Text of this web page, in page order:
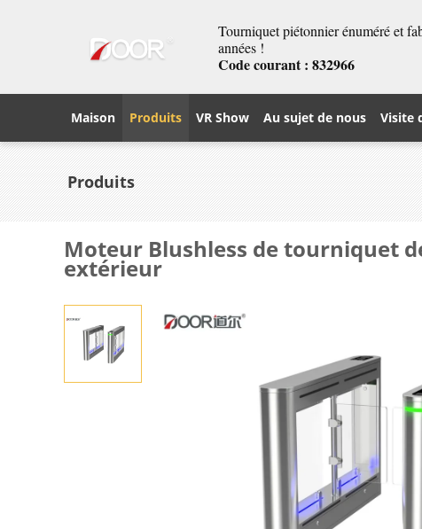
Tourniquet piétonnier énuméré et
années !
Code courant : 832966
Maison Produits VR Show Au sujet de nous Visite
Produits
Moteur Blushless de tourniquet
extérieur